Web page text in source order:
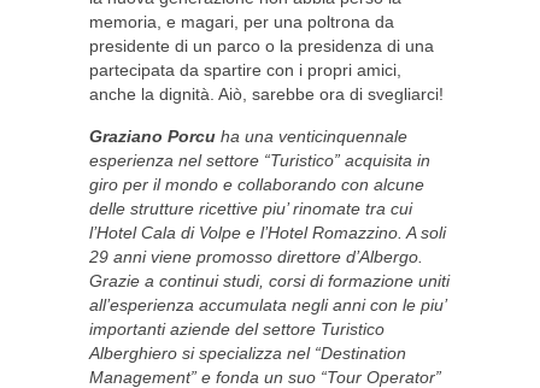
memoria, e magari, per una poltrona da
presidente di un parco o la presidenza di una
partecipata da spartire con i propri amici,
anche la dignità. Aiò, sarebbe ora di svegliarci!
Graziano Porcu ha una venticinquennale
esperienza nel settore “Turistico” acquisita in
giro per il mondo e collaborando con alcune
delle strutture ricettive piu’ rinomate tra cui
l’Hotel Cala di Volpe e l’Hotel Romazzino. A soli
29 anni viene promosso direttore d’Albergo.
Grazie a continui studi, corsi di formazione uniti
all’esperienza accumulata negli anni con le piu’
importanti aziende del settore Turistico
Alberghiero si specializza nel “Destination
Management” e fonda un suo “Tour Operator”